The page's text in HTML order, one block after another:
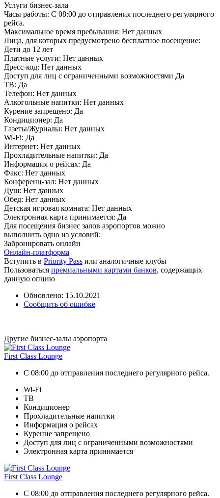
Услуги бизнес-зала
Часы работы: С 08:00 до отправления последнего регулярного
рейса.
Максимальное время пребывания: Нет данных
Лица, для которых предусмотрено бесплатное посещение:
Дети до 12 лет
Платные услуги: Нет данных
Дресс-код: Нет данных
Доступ для лиц с ограниченными возможностями Да
ТВ: Да
Телефон: Нет данных
Алкогольные напитки: Нет данных
Курение запрещено: Да
Кондиционер: Да
Газеты/Журналы: Нет данных
Wi-Fi: Да
Интернет: Нет данных
Прохладительные напитки: Да
Информация о рейсах: Да
Факс: Нет данных
Конференц-зал: Нет данных
Душ: Нет данных
Обед: Нет данных
Детская игровая комната: Нет данных
Электронная карта принимается: Да
Для посещения бизнес залов аэропортов можно
выполнить одно из условий:
Забронировать онлайн
Онлайн-платформа
Вступить в Priority Pass или аналогичные клубы
Пользоваться премиальными картами банков, содержащих
данную опцию
Обновлено: 15.10.2021
Сообщить об ошибке
Другие бизнес-залы аэропорта
First Class Lounge
С 08:00 до отправления последнего регулярного рейса.
Wi-Fi
ТВ
Кондиционер
Прохладительные напитки
Информация о рейсах
Курение запрещено
Доступ для лиц с ограниченными возможностями
Электронная карта принимается
First Class Lounge
С 08:00 до отправления последнего регулярного рейса.